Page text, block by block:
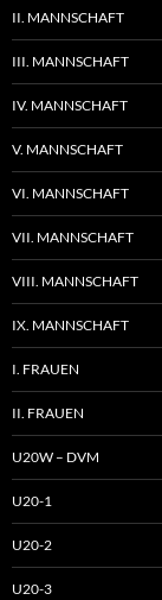
II. MANNSCHAFT
III. MANNSCHAFT
IV. MANNSCHAFT
V. MANNSCHAFT
VI. MANNSCHAFT
VII. MANNSCHAFT
VIII. MANNSCHAFT
IX. MANNSCHAFT
I. FRAUEN
II. FRAUEN
U20W – DVM
U20-1
U20-2
U20-3